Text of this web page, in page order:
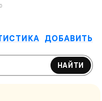
ДОБАВИТЬ
НАЙТИ